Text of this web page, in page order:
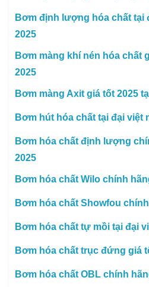
Bơm định lượng hóa chất tại
2025
Bơm màng khí nén hóa chất
2025
Bơm màng Axit giá tốt 2025
Bơm hút hóa chất tại đại việt
Bơm hóa chất định lượng
2025
Bơm hóa chất Wilo chính
Bơm hóa chất Showfou
Bơm hóa chất tự mồi tại đại
Bơm hóa chất trục đứng giá
Bơm hóa chất OBL chính